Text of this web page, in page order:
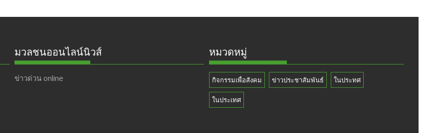
มวลชนออนไลน์นิวส์
ข่าวด่วน online
หมวดหมู่
กิจกรรมเพื่อสังคม ข่าวประชาสัมพันธ์ ในประทศ
ในประเทศ